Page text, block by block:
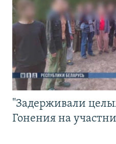
"Задерживали
Гонения на